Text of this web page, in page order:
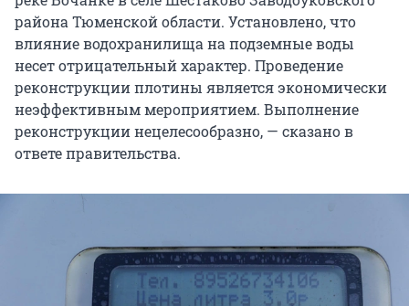
района Тюменской области. Установлено, что
влияние водохранилища на подземные воды
несет отрицательный характер. Проведение
реконструкции плотины является экономически
неэффективным мероприятием. Выполнение
реконструкции нецелесообразно, — сказано в
ответе правительства.